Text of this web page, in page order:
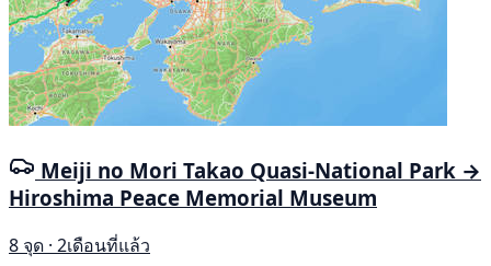
Meiji no Mori Takao Quasi-National Park →
Hiroshima Peace Memorial Museum
8 จุด · 2เดือนที่แล้ว